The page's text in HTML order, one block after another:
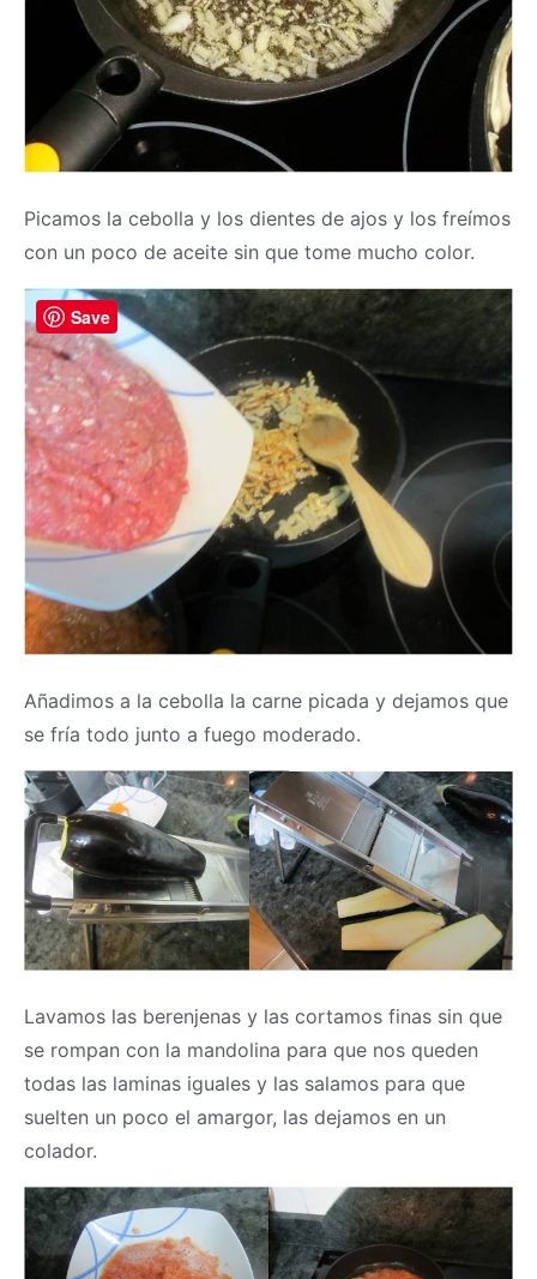
Picamos la cebolla y los dientes de ajos y los freímos
con un poco de aceite sin que tome mucho color.
Añadimos a la cebolla la carne picada y dejamos que
se fría todo junto a fuego moderado.
Lavamos las berenjenas y las cortamos finas sin que
se rompan con la mandolina para que nos queden
todas las laminas iguales y las salamos para que
suelten un poco el amargor, las dejamos en un
colador.
Save